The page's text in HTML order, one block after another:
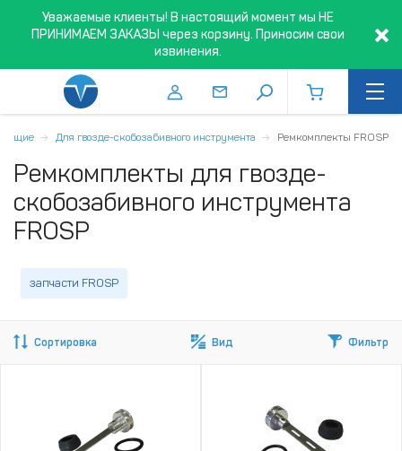
Уважаемые клиенты! В настоящий момент мы НЕ
ПРИНИМАЕМ ЗАКАЗЫ через корзину. Приносим свои
извинения.
Для гвозде-скобозабивного инструмента Ремкомплекты FROSP
Ремкомплекты для гвозде-
скобозабивного инструмента
FROSP
запчасти FROSP
Сортировка Вид Фильтр